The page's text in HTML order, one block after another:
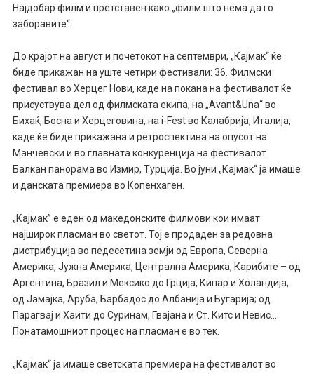
Најдобар филм и претставен како „филм што нема да го
заборавите“.
До крајот на август и почетокот на септември, „Кајмак“ ќе
биде прикажан на уште четири фестивали: 36. Филмски
фестивал во Херцег Нови, каде на покана на фестивалот ќе
присуствува дел од филмската екипа, на „Avant&Una“ во
Бихаќ, Босна и Херцеговина, на i-Fest во Калабрија, Италија,
каде ќе бидe прикажанa и ретроспектива на опусот на
Манчевски и во главната конкуренција на фестивалот
Балкан панорама во Измир, Турција. Во јуни „Кајмак“ ја имаше
и данската премиера во Копенхаген.
„Кајмак” е еден од македонските филмови кои имаат
најширок пласман во светот. Тој е продаден за редовна
дистрибуција во педесетина земји од Европа, Северна
Америка, Јужна Америка, Централна Америка, Карибите – од
Аргентина, Бразил и Мексико до Грција, Кипар и Холандија,
од Јамајка, Аруба, Барбадос до Албанија и Бугарија; од
Парагвај и Хаити до Суринам, Гвајана и Ст. Китс и Невис…
Понатамошниот процес на пласман е во тек.
„Кајмак“ ја имаше светската премиера на фестивалот во